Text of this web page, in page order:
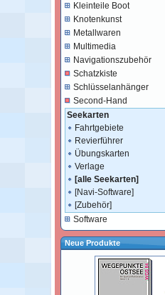
Kleinteile Boot
Knotenkunst
Metallwaren
Multimedia
Navigationszubehör
Schatzkiste
Schlüsselanhänger
Second-Hand
Seekarten
Fahrtgebiete
Revierführer
Übungskarten
Verlage
[alle Seekarten]
[Navi-Software]
[Zubehör]
Software
Neue Produkte